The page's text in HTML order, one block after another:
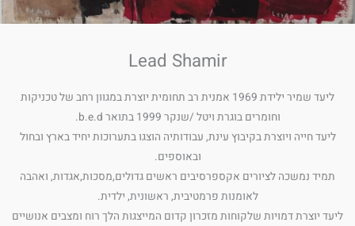
Lead Shamir
ליעד שמיר ילידת 1969 אמנית רב תחומית יוצרת במגוון רחב של טכניקות
וחומרים בוגרת ויטל /שנקר 1999 בתואר b.e.d.
ליעד חייה ויוצרת בקיבוץ עינת, עבודותיה הוצגו בתערוכות יחיד בארץ ובחול
ובאוספים.
תמיד נמשכה לציורים אקספרסיבים ראשים גדולים,מסכות,אגדות, ואהבה
לאומנות פרמטיבית, ראשונית, ילדית.
ליעד יוצרת דמויות שלקוחות מזכרון קדום המייצגות הלך רוח ומצבים אנושיים